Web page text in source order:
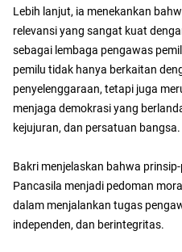
Lebih lanjut, ia menekankan
relevansi yang sangat kuat
sebagai lembaga pengawas
pemilu tidak hanya berkaitan
penyelenggaraan, tetapi juga
menjaga demokrasi yang
kejujuran, dan persatuan bangsa.
Bakri menjelaskan bahwa
Pancasila menjadi pedoman
dalam menjalankan tugas
independen, dan berintegritas.